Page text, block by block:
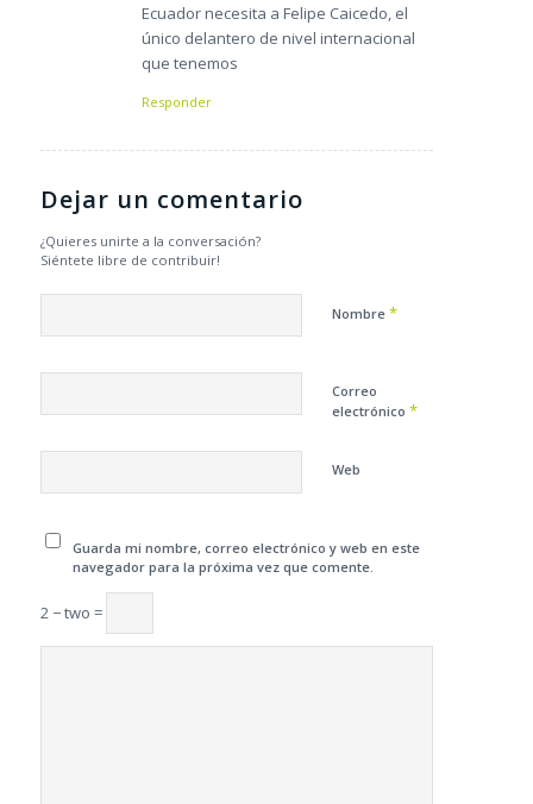
Ecuador necesita a Felipe Caicedo, el
único delantero de nivel internacional
que tenemos
Responder
Dejar un comentario
¿Quieres unirte a la conversación?
Siéntete libre de contribuir!
Nombre *
Correo
electrónico *
Web
Guarda mi nombre, correo electrónico y web en este
navegador para la próxima vez que comente.
2 − two =